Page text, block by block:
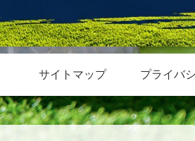
サイトマップ プライバ